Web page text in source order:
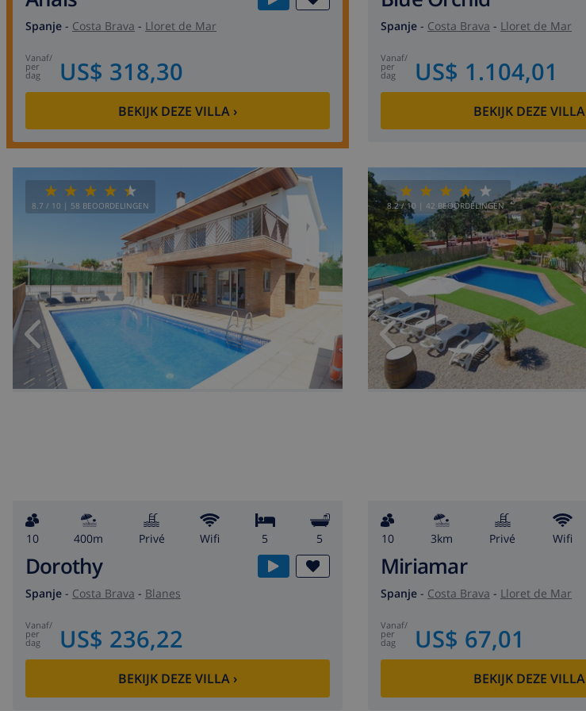
Spanje - Costa Brava - Lloret de Mar
vanaf/
per
dag US$ 318,30
BEKIJK DEZE VILLA ›
Spanje - Costa Brava - Lloret de Mar
vanaf/
per
dag US$ 1.104,01
BEKIJK DEZE VILLA
8.7 / 10 | 58 BEOORDELINGEN
10 400m privé wifi 5 5
Dorothy
Spanje - Costa Brava - Blanes
vanaf/
per
dag US$ 236,22
BEKIJK DEZE VILLA ›
8.2/ 10 | 42 BEOORDELINGEN
10 3km privé wifi
Miriamar
Spanje - Costa Brava - Lloret de Mar
vanaf/
per
dag US$ 67,01
BEKIJK DEZE VILLA